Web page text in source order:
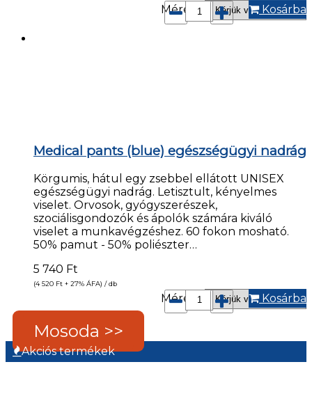
Méret*: Kosárba
Medical pants (blue) egészségügyi nadrág
Körgumis, hátul egy zsebbel ellátott UNISEX
egészségügyi nadrág. Letisztult, kényelmes
viselet. Orvosok, gyógyszerészek,
szociálisgondozók és ápolók számára kiváló
viselet a munkavégzéshez. 60 fokon mosható.
50% pamut - 50% poliészter…
5 740 Ft
(4 520 Ft + 27% ÁFA) / db
Méret*: Kosárba
Mosoda >>
Akciós termékek